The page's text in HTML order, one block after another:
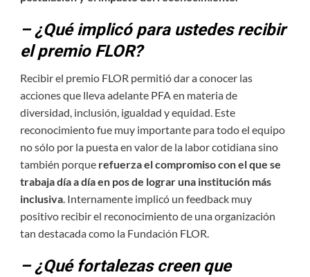
– ¿Qué implicó para ustedes recibir
el premio FLOR?
Recibir el premio FLOR permitió dar a conocer las
acciones que lleva adelante PFA en materia de
diversidad, inclusión, igualdad y equidad. Este
reconocimiento fue muy importante para todo el equipo
no sólo por la puesta en valor de la labor cotidiana sino
también porque refuerza el compromiso con el que se
trabaja día a díaen pos de lograr una institución más
inclusiva. Internamente implicó un feedback muy
positivo recibir el reconocimiento de una organización
tan destacada como la Fundación FLOR.
– ¿Qué fortalezas creen que